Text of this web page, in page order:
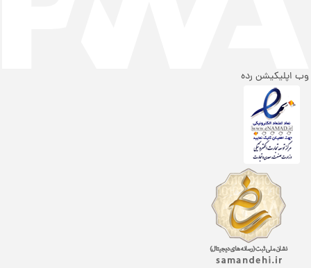
وب اپلیکیشن رده